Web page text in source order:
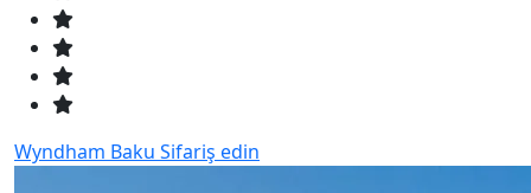
Wyndham Baku Sifariş edin